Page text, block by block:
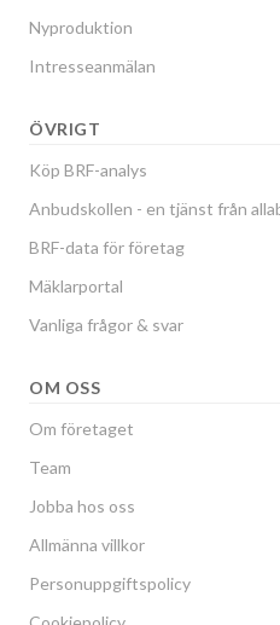
Nyproduktion
Intresseanmälan
ÖVRIGT
Köp BRF-analys
Anbudskollen - en tjänst från
BRF-data för företag
Mäklarportal
Vanliga frågor & svar
OM OSS
Om företaget
Team
Jobba hos oss
Allmänna villkor
Personuppgiftspolicy